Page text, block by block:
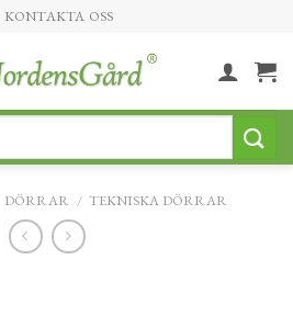
KONTAKTA OSS
DÖRRAR / TEKNISKA DÖRRAR